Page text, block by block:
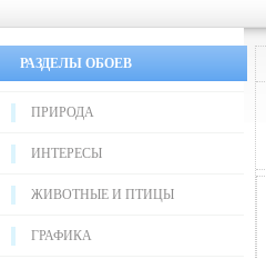
РАЗДЕЛЫ ОБОЕВ
ПРИРОДА
ИНТЕРЕСЫ
ЖИВОТНЫЕ И ПТИЦЫ
ГРАФИКА